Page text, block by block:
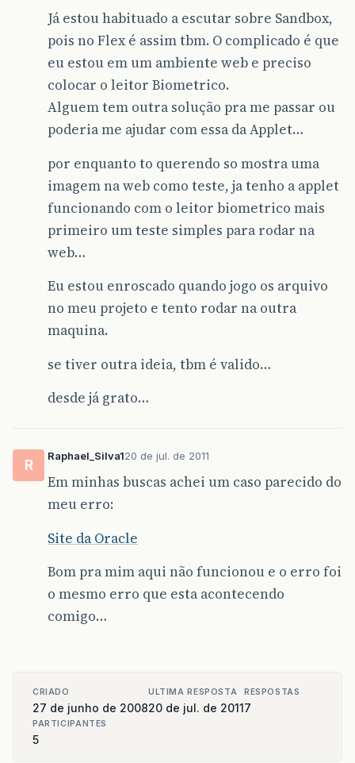
Já estou habituado a escutar sobre Sandbox,
pois no Flex é assim tbm. O complicado é que
eu estou em um ambiente web e preciso
colocar o leitor Biometrico.
Alguem tem outra solução pra me passar ou
poderia me ajudar com essa da Applet…
por enquanto to querendo so mostra uma
imagem na web como teste, ja tenho a applet
funcionando com o leitor biometrico mais
primeiro um teste simples para rodar na
web…
Eu estou enroscado quando jogo os arquivo
no meu projeto e tento rodar na outra
maquina.
se tiver outra ideia, tbm é valido…
desde já grato…
R
Raphael_Silva120 de jul. de 2011
Em minhas buscas achei um caso parecido do
meu erro:
Site da Oracle
Bom pra mim aqui não funcionou e o erro foi
o mesmo erro que esta acontecendo
comigo…
CRIADO
27 de junho de 2008
ULTIMA RESPOSTA
20 de jul. de 2011
RESPOSTAS
7
PARTICIPANTES
5